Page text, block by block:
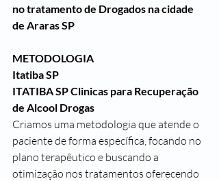
no tratamento de Drogados na cidade
de Araras SP
METODOLOGIA
Itatiba SP
ITATIBA SP Clinicas para Recuperação
de Alcool Drogas
Criamos uma metodologia que atende o
paciente de forma específica, focando no
plano terapêutico e buscando a
otimização nos tratamentos oferecendo